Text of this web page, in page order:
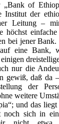
of
Institut der
Leitung –
höchst
bei jener
eine Bank,
nur die
gewiß, daß da
der
weitere
und das
noch sich in